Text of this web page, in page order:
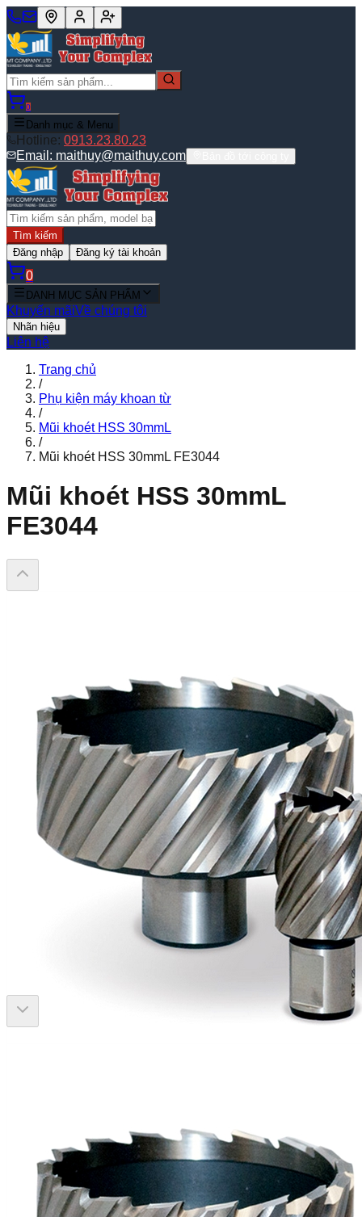
0
Danh mục & Menu
Hotline: 0913.23.80.23
Email: maithuy@maithuy.com
Tìm kiếm
Đăng nhập
Đăng ký tài khoản
0
DANH MỤC SẢN PHẨM
Khuyến mãiVề chúng tôi
Nhãn hiệu
Liên hệ
Trang chủ
/
Phụ kiện máy khoan từ
/
Mũi khoét HSS 30mmL
/
Mũi khoét HSS 30mmL FE3044
Mũi khoét HSS 30mmL
FE3044